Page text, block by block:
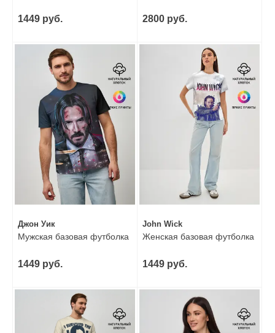
1449 руб. 2800 руб.
Джон Уик
Мужская базовая футболка
1449 руб.
John Wick
Женская базовая футболка
1449 руб.